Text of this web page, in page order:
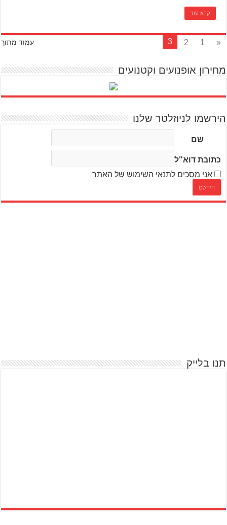
קרא עוד
עמוד מתוך «
1
2
3
מחירון אופנועים וקטנועים
הירשמו לניוזלטר שלנו
שם
כתובת דוא"ל
אני מסכים לתנאי השימוש של האתר
תנו בלייק